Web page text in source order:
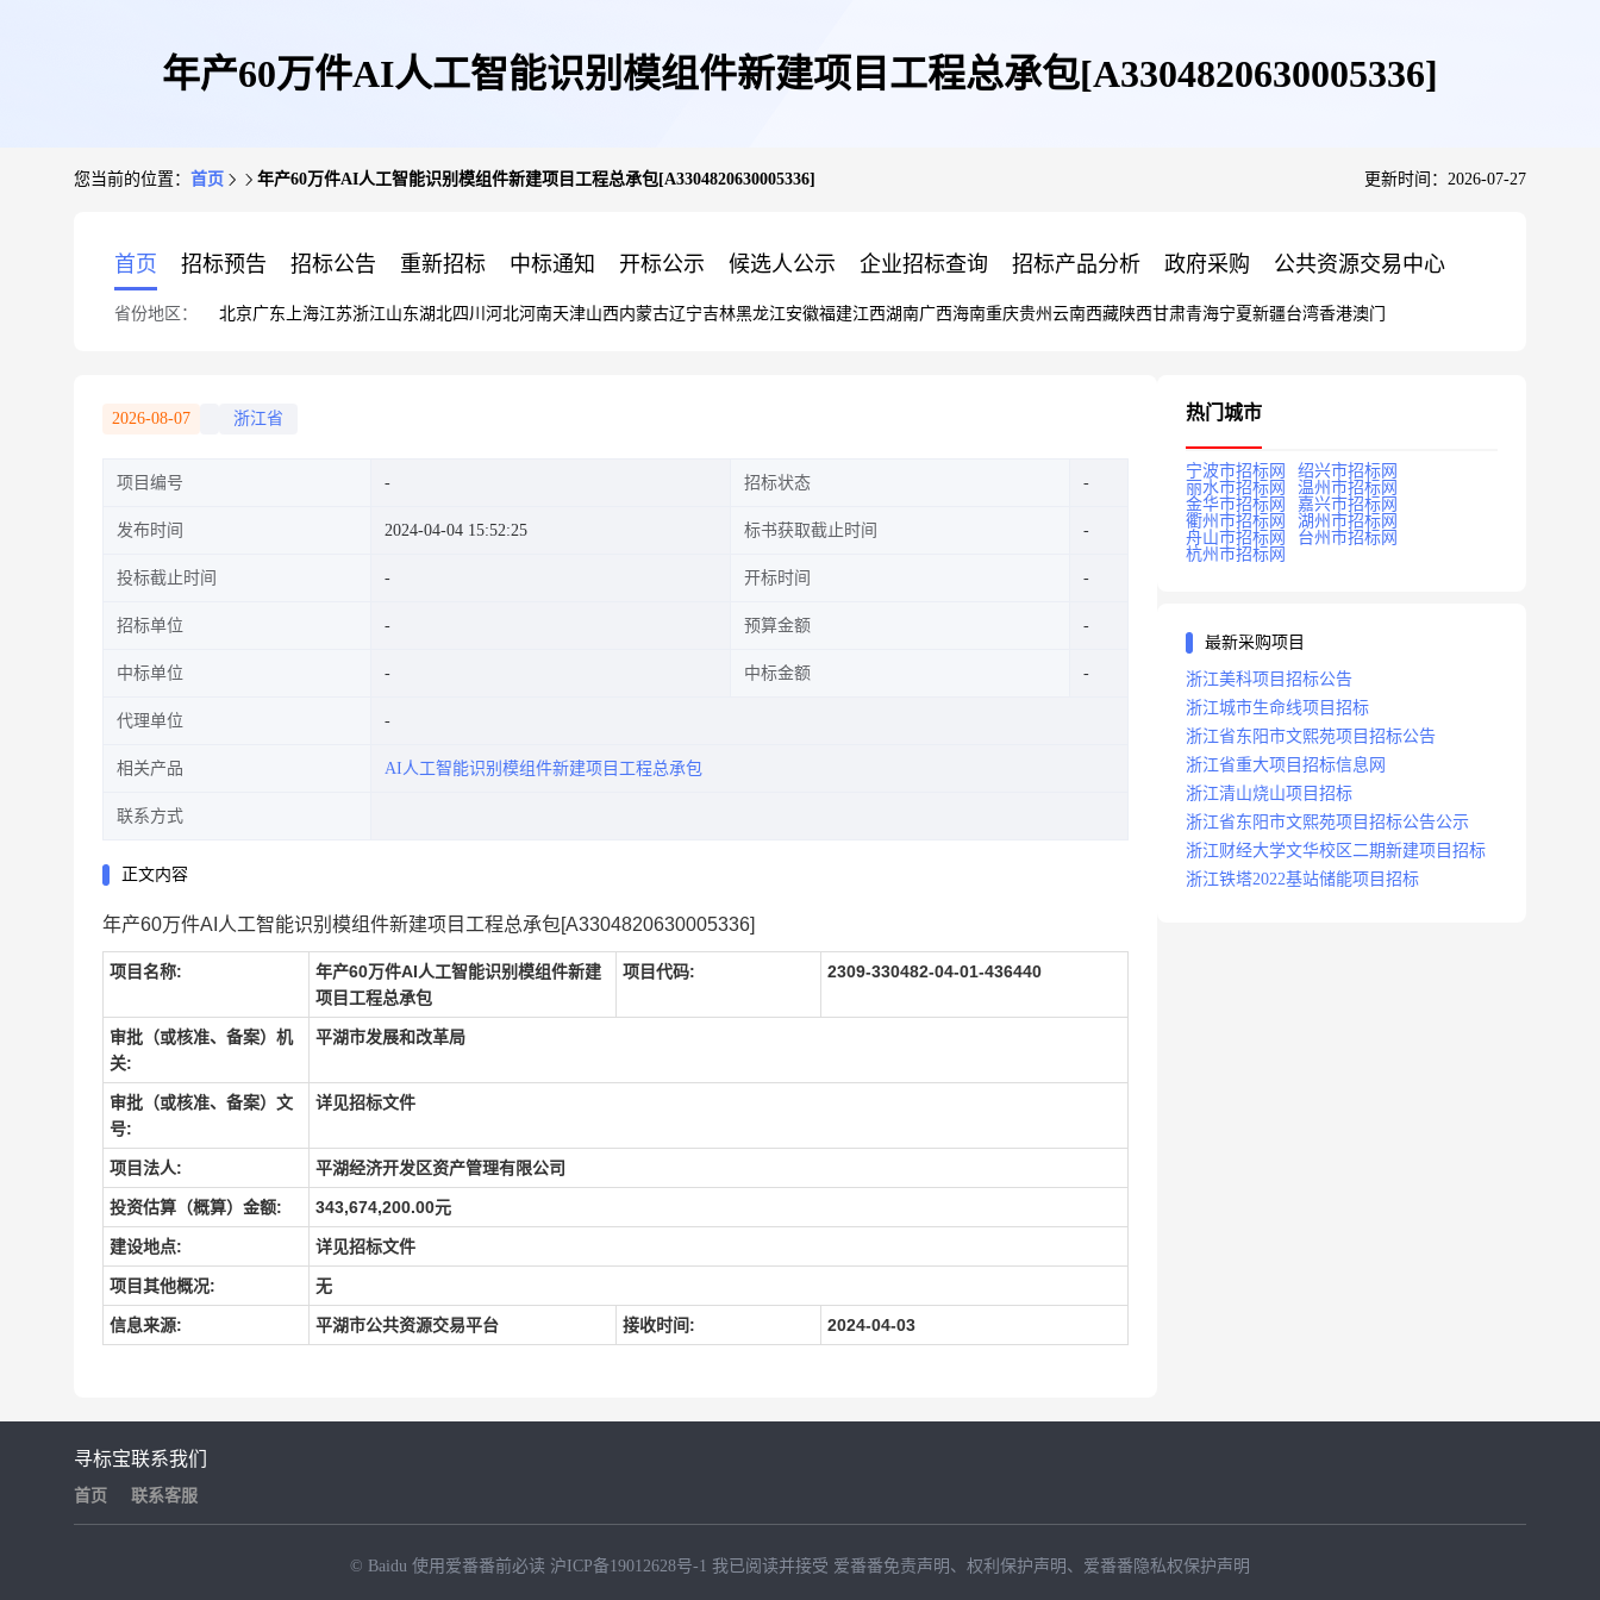
年产60万件AI人工智能识别模组件新建项目工程总承包[A3304820630005336]
您当前的位置： 首页 年产60万件AI人工智能识别模组件新建项目工程总承包[A3304820630005336] 更新时间：2026-07-27
首页 招标预告 招标公告 重新招标 中标通知 开标公示 候选人公示 企业招标查询 招标产品分析 政府采购 公共资源交易中心
省份地区： 北京广东 上海江苏浙江山东湖北四川 河北河南天津山西内蒙古辽宁吉林黑龙江安徽福建江西湖南广西海南重庆贵州 云南西藏陕西甘肃青海宁夏新疆台湾香港澳门
2026-08-07 浙江省
项目编号 招标状态
发布时间 2024-04-04 15:52:25 标书获取截止时间
投标截止时间 开标时间
招标单位 预算金额
中标单位 中标金额
代理单位
相关产品 AI人工智能识别模组件新建项目工程总承包
联系方式
正文内容
年产60万件AI人工智能识别模组件新建项目工程总承包[A3304820630005336]
项目名称:
年产60万件AI人工智能识别模组件新建
项目工程总承包
项目代码: 2309-330482-04-01-436440
审批（或核准、备案）机
关:
平湖市发展和改革局
审批（或核准、备案）文
号:
详见招标文件
项目法人: 平湖经济开发区资产管理有限公司
投资估算（概算）金额: 343,674,200.00元
建设地点: 详见招标文件
项目其他概况: 无
信息来源: 平湖市公共资源交易平台 接收时间: 2024-04-03
热门城市
宁波市招标网
绍兴市招标网
丽水市招标网
温州市招标网
金华市招标网
嘉兴市招标网
衢州市招标网
湖州市招标网
舟山市招标网
台州市招标网
杭州市招标网
最新采购项目
浙江美科项目招标公告
浙江城市生命线项目招标
浙江省东阳市文熙苑项目招标公告
浙江省重大项目招标信息网
浙江清山烧山项目招标
浙江省东阳市文熙苑项目招标公告公示
浙江财经大学文华校区二期新建项目招标
浙江铁塔2022基站储能项目招标
寻标宝
首页
联系我们
联系客服
© Baidu 使用爱番番前必读 沪ICP备19012628号-1 我已阅读并接受 爱番番免责声明 、 权利保护声明 、 爱番番隐私权保护声明